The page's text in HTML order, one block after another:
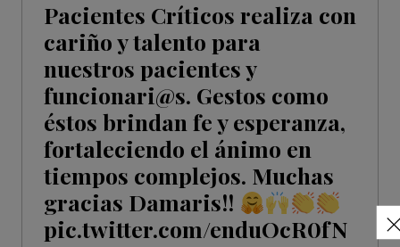
Pacientes Críticos realiza con
cariño y talento para
nuestros pacientes y
funcionari@s. Gestos como
éstos brindan fe y esperanza,
fortaleciendo el ánimo en
tiempos complejos. Muchas
gracias Damaris!!
pic.twitter.com/enduOcR0fN